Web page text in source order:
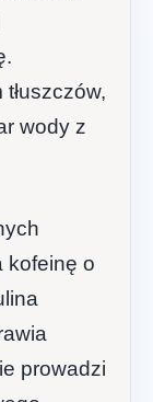
wody z
kofeinę o
prowadzi